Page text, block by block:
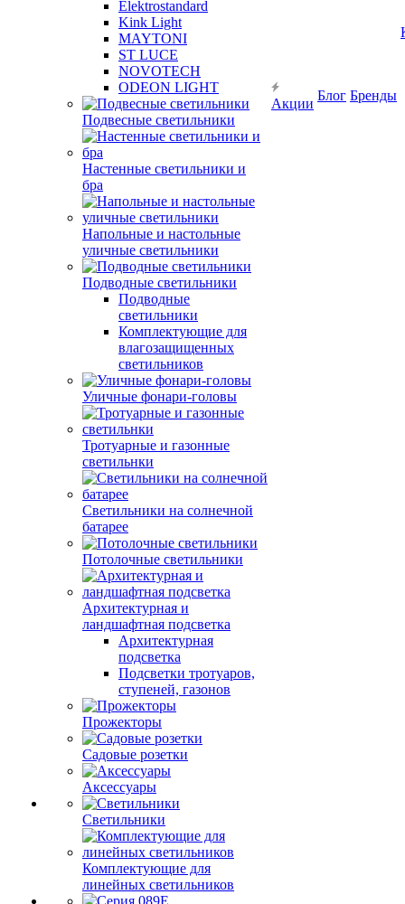
Elektrostandard
Kink Light
MAYTONI
ST LUCE
NOVOTECH
ODEON LIGHT
Подвесные светильники
Настенные светильники и
бра
Напольные и настольные
уличные светильники
Подводные светильники
Подводные
светильники
Комплектующие для
влагозащищенных
светильников
Уличные фонари-головы
Тротуарные и газонные
светильнки
Светильники на солнечной
батарее
Потолочные светильники
Архитектурная и
ландшафтная подсветка
Архитектурная
подсветка
Подсветки тротуаров,
ступеней, газонов
Прожекторы
Садовые розетки
Аксессуары
Светильники
Комплектующие для
линейных светильников
Акции
Блог Бренды